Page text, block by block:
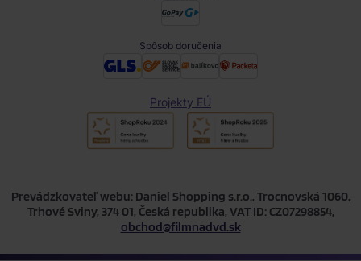
Spôsob doručenia
Projekty EÚ
Prevádzkovateľ webu: Daniel Shopping s.r.o., Trocnovská 1060,
Trhové Sviny, 374 01, Česká republika, VAT ID: CZ07298854,
obchod@filmnadvd.sk